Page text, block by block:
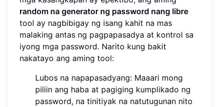
random na generator ng password nang libre
tool ay nagbibigay ng isang kahit na mas
malaking antas ng pagpapasadya at kontrol sa
iyong mga password. Narito kung bakit
nakatayo ang aming tool:
Lubos na napapasadyang: Maaari mong
piliin ang haba at pagiging kumplikado ng
password, na tinitiyak na natutugunan nito